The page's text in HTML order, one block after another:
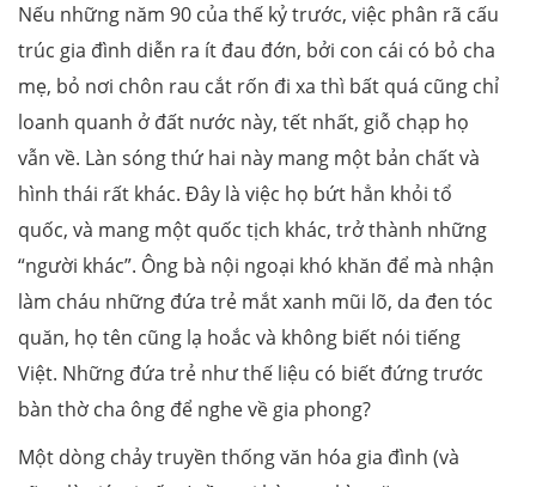
Nếu những năm 90 của thế kỷ trước, việc phân rã cấu
trúc gia đình diễn ra ít đau đớn, bởi con cái có bỏ cha
mẹ, bỏ nơi chôn rau cắt rốn đi xa thì bất quá cũng chỉ
loanh quanh ở đất nước này, tết nhất, giỗ chạp họ
vẫn về. Làn sóng thứ hai này mang một bản chất và
hình thái rất khác. Đây là việc họ bứt hẳn khỏi tổ
quốc, và mang một quốc tịch khác, trở thành những
“người khác”. Ông bà nội ngoại khó khăn để mà nhận
làm cháu những đứa trẻ mắt xanh mũi lõ, da đen tóc
quăn, họ tên cũng lạ hoắc và không biết nói tiếng
Việt. Những đứa trẻ như thế liệu có biết đứng trước
bàn thờ cha ông để nghe về gia phong?
Một dòng chảy truyền thống văn hóa gia đình (và